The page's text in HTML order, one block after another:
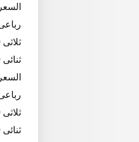
السعر 10 ليالى ( 5 ايام المدينة المنورة و 5
رباعى
ثلاثى 5650
ثنائى 6050
السعر 15 يوم( 7 ايام المدينة المنورة و 7
رباعى
ثلاثى 6000
ثنائى 6400